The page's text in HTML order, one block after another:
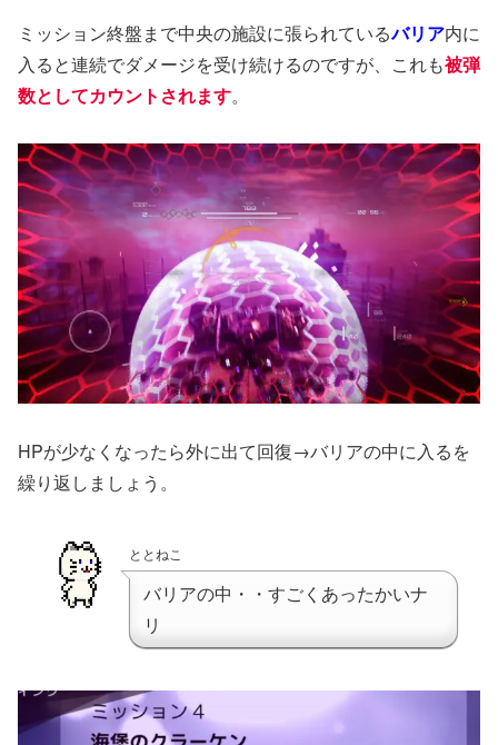
ミッション終盤まで中央の施設に張られているバリア内に
入ると連続でダメージを受け続けるのですが、これも被弾
数としてカウントされます。
HPが少なくなったら外に出て回復→バリアの中に入るを
繰り返しましょう。
ととねこ
バリアの中・・すごくあったかいナ
リ